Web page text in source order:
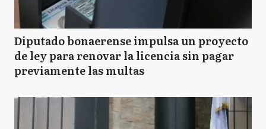
Diputado bonaerense impulsa un proyecto
de ley para renovar la licencia sin pagar
previamente las multas